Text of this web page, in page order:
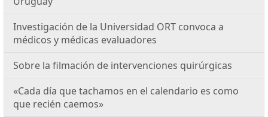
Investigación de la Universidad ORT convoca a
médicos y médicas evaluadores
Sobre la filmación de intervenciones quirúrgicas
«Cada día que tachamos en el calendario es como
que recién caemos»